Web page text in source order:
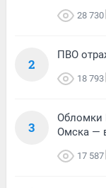
28 730
2
ПВО
18 793
3
Обломки
Омска —
17 587